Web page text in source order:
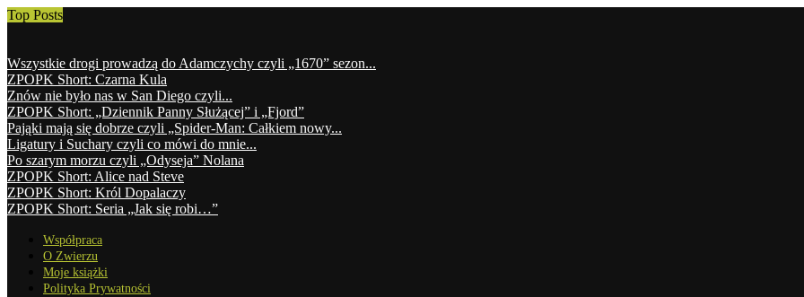
Top Posts
Wszystkie drogi prowadzą do Adamczychy czyli „1670” sezon...
ZPOPK Short: Czarna Kula
Znów nie było nas w San Diego czyli...
ZPOPK Short: „Dziennik Panny Służącej” i „Fjord”
Pająki mają się dobrze czyli „Spider-Man: Całkiem nowy...
Ligatury i Suchary czyli co mówi do mnie...
Po szarym morzu czyli „Odyseja” Nolana
ZPOPK Short: Alice nad Steve
ZPOPK Short: Król Dopalaczy
ZPOPK Short: Seria „Jak się robi…”
Współpraca
O Zwierzu
Moje książki
Polityka Prywatności